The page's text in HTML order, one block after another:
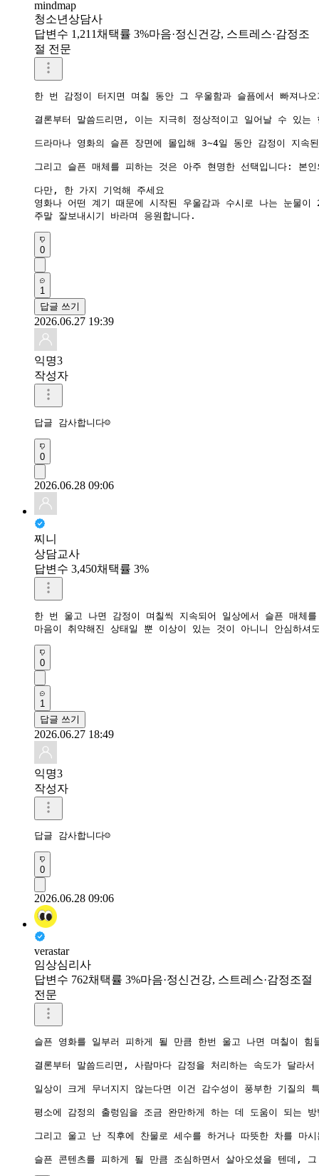
mindmap
청소년상담사
답변수 1,211 채택률 3%마음·정신건강, 스트레스·감정조
절 전문
한 번 감정이 터지면 며칠 동안 그 우울함과 슬픔에서 빠져나
결론부터 말씀드리면, 이는 지극히 정상적이고 일어날 수 있
드라마나 영화의 슬픈 장면에 몰입해 3~4일 동안 감정이 지
그리고 슬픈 매체를 피하는 것은 아주 현명한 선택입니다: 본
다만, 한 가지 기억해 주세요
영화나 어떤 계기 때문에 시작된 우울감과 수시로 나는 눈물
주말 잘보내시기 바라며 응원합니다.
0
1
답글 쓰기
2026.06.27 19:39
익명3
작성자
답글 감사합니다☺
0
2026.06.28 09:06
찌니
상담교사
답변수 3,450채택률 3%
한 번 울고 나면 감정이 며칠씩 지속되어 일상에서 슬픈 매체
마음이 취약해진 상태일 뿐 이상이 있는 것이 아니니 안심하
0
1
답글 쓰기
2026.06.27 18:49
익명3
작성자
답글 감사합니다☺
0
2026.06.28 09:06
verastar
임상심리사
답변수 762채택률 3%마음·정신건강, 스트레스·감정조절
전문
슬픈 영화를 일부러 피하게 될 만큼 한번 울고 나면 며칠이
결론부터 말씀드리면, 사람마다 감정을 처리하는 속도가 달
일상이 크게 무너지지 않는다면 이건 감수성이 풍부한 기질
평소에 감정의 출렁임을 조금 완만하게 하는 데 도움이 되는
그리고 울고 난 직후에 찬물로 세수를 하거나 따뜻한 차를 마
슬픈 콘텐츠를 피하게 될 만큼 조심하면서 살아오셨을 텐데,